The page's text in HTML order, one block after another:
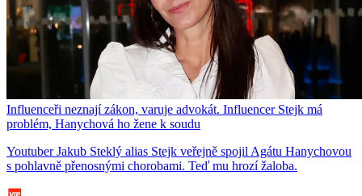
Influenceři neznají zákon, varuje advokát. Influencer Stejk má
problém, Hanychová ho žene k soudu
Youtuber Jakub Steklý alias Stejk veřejně spojil Agátu Hanychovou
s pohlavně přenosnými chorobami. Teď mu hrozí žaloba.